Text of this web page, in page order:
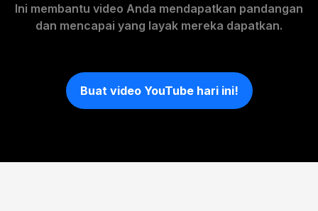
Ini membantu video Anda mendapatkan pandangan
dan mencapai yang layak mereka dapatkan.
Buat video YouTube hari ini!